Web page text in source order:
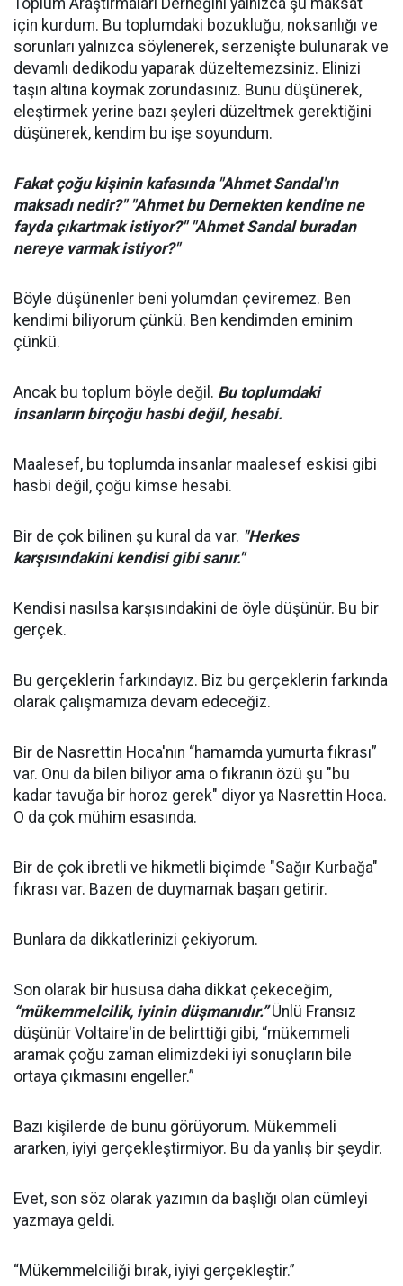
Toplum Araştırmaları Derneğini yalnızca şu maksat
için kurdum. Bu toplumdaki bozukluğu, noksanlığı ve
sorunları yalnızca söylenerek, serzenişte bulunarak ve
devamlı dedikodu yaparak düzeltemezsiniz. Elinizi
taşın altına koymak zorundasınız. Bunu düşünerek,
eleştirmek yerine bazı şeyleri düzeltmek gerektiğini
düşünerek, kendim bu işe soyundum.
Fakat çoğu kişinin kafasında "Ahmet Sandal'ın
maksadı nedir?" "Ahmet bu Dernekten kendine ne
fayda çıkartmak istiyor?" "Ahmet Sandal buradan
nereye varmak istiyor?"
Böyle düşünenler beni yolumdan çeviremez. Ben
kendimi biliyorum çünkü. Ben kendimden eminim
çünkü.
Ancak bu toplum böyle değil. Bu toplumdaki
insanların birçoğu hasbi değil, hesabi.
Maalesef, bu toplumda insanlar maalesef eskisi gibi
hasbi değil, çoğu kimse hesabi.
Bir de çok bilinen şu kural da var. "Herkes
karşısındakini kendisi gibi sanır."
Kendisi nasılsa karşısındakini de öyle düşünür. Bu bir
gerçek.
Bu gerçeklerin farkındayız. Biz bu gerçeklerin farkında
olarak çalışmamıza devam edeceğiz.
Bir de Nasrettin Hoca'nın “hamamda yumurta fıkrası”
var. Onu da bilen biliyor ama o fıkranın özü şu "bu
kadar tavuğa bir horoz gerek" diyor ya Nasrettin Hoca.
O da çok mühim esasında.
Bir de çok ibretli ve hikmetli biçimde "Sağır Kurbağa"
fıkrası var. Bazen de duymamak başarı getirir.
Bunlara da dikkatlerinizi çekiyorum.
Son olarak bir hususa daha dikkat çekeceğim,
“mükemmelcilik, iyinin düşmanıdır.”Ünlü Fransız
düşünür Voltaire'in de belirttiği gibi, “mükemmeli
aramak çoğu zaman elimizdeki iyi sonuçların bile
ortaya çıkmasını engeller.”
Bazı kişilerde de bunu görüyorum. Mükemmeli
ararken, iyiyi gerçekleştirmiyor. Bu da yanlış bir şeydir.
Evet, son söz olarak yazımın da başlığı olan cümleyi
yazmaya geldi.
“Mükemmelciliği bırak, iyiyi gerçekleştir.”